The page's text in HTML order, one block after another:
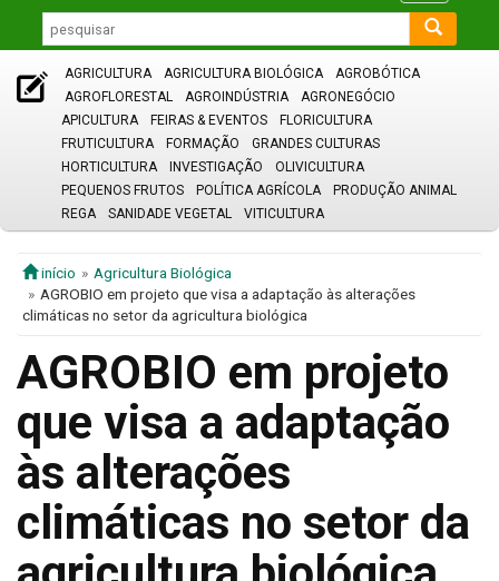
AGRICULTURA AGRICULTURA BIOLÓGICA
AGROBÓTICA
AGROFLORESTAL
AGROINDÚSTRIA
AGRONEGÓCIO
APICULTURA
FEIRAS & EVENTOS
FLORICULTURA
FRUTICULTURA
FORMAÇÃO
GRANDES CULTURAS
HORTICULTURA
INVESTIGAÇÃO
OLIVICULTURA
PEQUENOS FRUTOS
POLÍTICA AGRÍCOLA
PRODUÇÃO ANIMAL
REGA
SANIDADE VEGETAL VITICULTURA
início
Agricultura Biológica
AGROBIO em projeto que visa a adaptação às alterações
climáticas no setor da agricultura biológica
AGROBIO em projeto
que visa a adaptação
às alterações
climáticas no setor da